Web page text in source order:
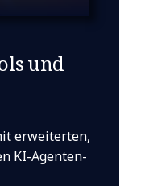
und
erweiterten,
KI-Agenten-